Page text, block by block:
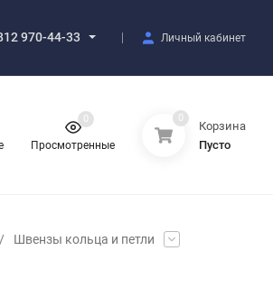
970-44-33 Личный кабинет
Просмотренные
0 0
Корзина
Пусто
/
Швензы кольца и петли